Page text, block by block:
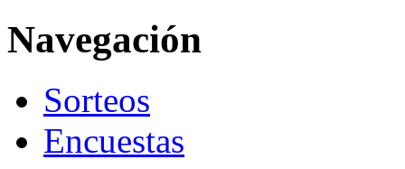
Navegación
Sorteos
Encuestas